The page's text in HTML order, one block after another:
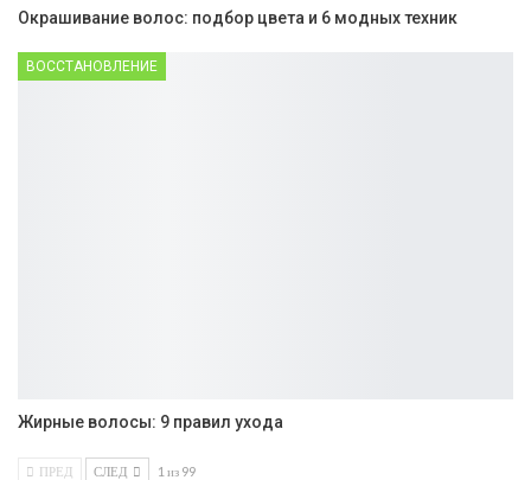
Окрашивание волос: подбор цвета и 6 модных техник
ВОССТАНОВЛЕНИЕ
Жирные волосы: 9 правил ухода
ПРЕД СЛЕД 1 из 99